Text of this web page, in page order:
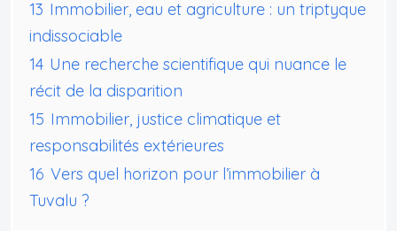
13 Immobilier, eau et agriculture : un triptyque
indissociable
14 Une recherche scientifique qui nuance le
récit de la disparition
15 Immobilier, justice climatique et
responsabilités extérieures
16 Vers quel horizon pour l’immobilier à
Tuvalu ?